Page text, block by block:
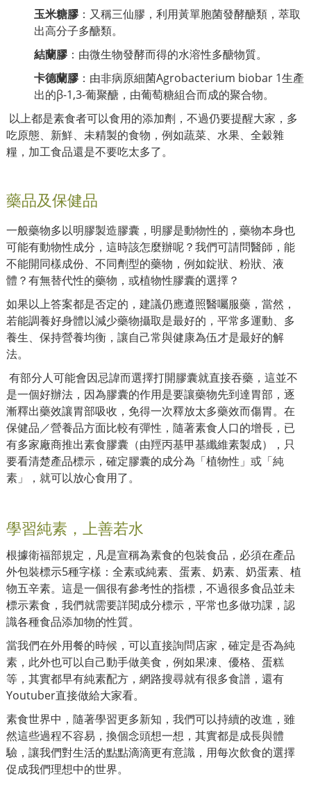
玉米糖膠 ：又稱三仙膠，利用黃單胞菌發酵醣類，萃取
出高分子多醣類。
結蘭膠 ：由微生物發酵而得的水溶性多醣物質。
卡德蘭膠 ：由非病原細菌Agrobacterium biobar 1生產
出的β-1,3-葡聚醣，由葡萄糖組合而成的聚合物。
以上都是素食者可以食用的添加劑，不過仍要提醒大家，多
吃原態、新鮮、未精製的食物，例如蔬菜、水果、全穀雜
糧，加工食品還是不要吃太多了。
藥品及保健品
一般藥物多以明膠製造膠囊，明膠是動物性的，藥物本身也
可能有動物性成分，這時該怎麼辦呢？我們可請問醫師，能
不能開同樣成份、不同劑型的藥物，例如錠狀、粉狀、液
體？有無替代性的藥物，或植物性膠囊的選擇？
如果以上答案都是否定的，建議仍應遵照醫囑服藥，當然，
若能調養好身體以減少藥物攝取是最好的，平常多運動、多
養生、保持營養均衡，讓自己常與健康為伍才是最好的解
法。
有部分人可能會因忌諱而選擇打開膠囊就直接吞藥，這並不
是一個好辦法，因為膠囊的作用是要讓藥物先到達胃部，逐
漸釋出藥效讓胃部吸收，免得一次釋放太多藥效而傷胃。在
保健品／營養品方面比較有彈性，隨著素食人口的增長，已
有多家廠商推出素食膠囊（由羥丙基甲基纖維素製成），只
要看清楚產品標示，確定膠囊的成分為「植物性」或「純
素」，就可以放心食用了。
學習純素，上善若水
根據衛福部規定，凡是宣稱為素食的包裝食品，必須在產品
外包裝標示5種字樣：全素或純素、蛋素、奶素、奶蛋素、植
物五辛素。這是一個很有參考性的指標，不過很多食品並未
標示素食，我們就需要詳閱成分標示，平常也多做功課，認
識各種食品添加物的性質。
當我們在外用餐的時候，可以直接詢問店家，確定是否為純
素，此外也可以自己動手做美食，例如果凍、優格、蛋糕
等，其實都早有純素配方，網路搜尋就有很多食譜，還有
Youtuber直接做給大家看。
素食世界中，隨著學習更多新知，我們可以持續的改進，雖
然這些過程不容易，換個念頭想一想，其實都是成長與體
驗，讓我們對生活的點點滴滴更有意識，用每次飲食的選擇
促成我們理想中的世界。